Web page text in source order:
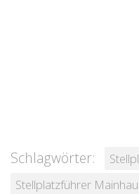
Schlagwörter:
Stellplatzführer